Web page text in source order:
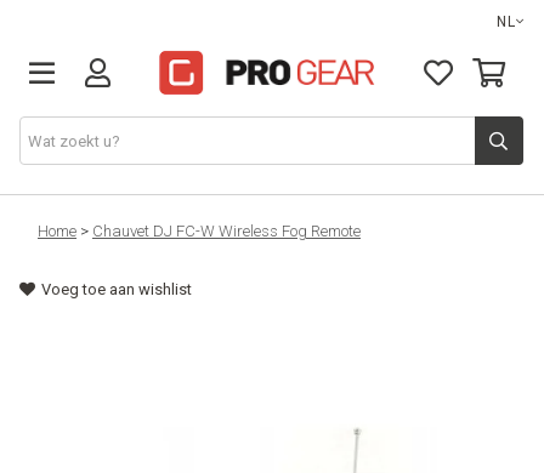
NL
DJ gear
Lights & effects
Home > Chauvet DJ FC-W Wireless Fog Remote
Voeg toe aan wishlist